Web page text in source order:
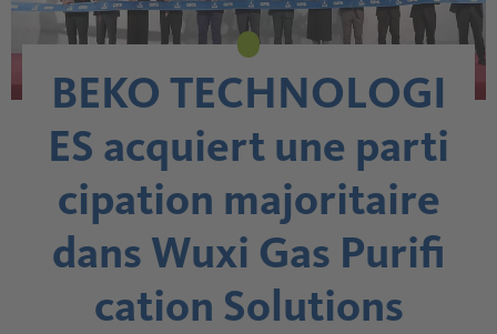
BEKO TECHNOLOGI
ES acquiert une parti
cipation majoritaire
dans Wuxi Gas Purifi
cation Solutions